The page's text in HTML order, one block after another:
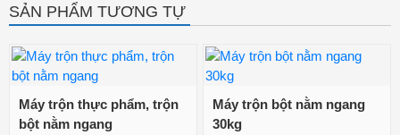
SẢN PHẨM TƯƠNG TỰ
Máy trộn thực phẩm, trộn
bột nằm ngang
Máy trộn bột nằm ngang
30kg